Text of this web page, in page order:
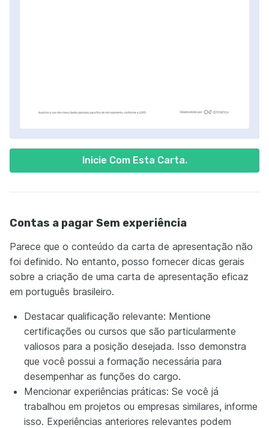
Inicie Com Esta Carta.
Contas a pagar Sem experiência
Parece que o conteúdo da carta de apresentação não
foi definido. No entanto, posso fornecer dicas gerais
sobre a criação de uma carta de apresentação eficaz
em português brasileiro.
Destacar qualificação relevante: Mentione
certificações ou cursos que são particularmente
valiosos para a posição desejada. Isso demonstra
que você possui a formação necessária para
desempenhar as funções do cargo.
Mencionar experiências práticas: Se você já
trabalhou em projetos ou empresas similares, informe
isso. Experiências anteriores relevantes podem